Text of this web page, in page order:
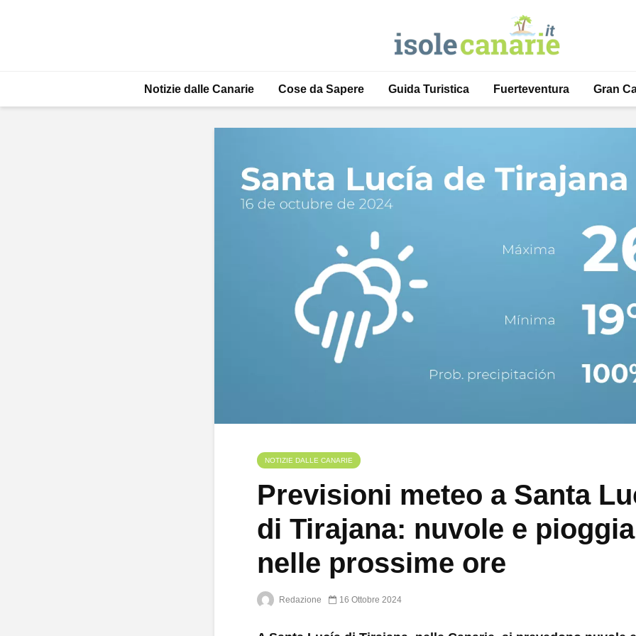
Notizie dalle Canarie Cose da Sapere Guida Turistica Fuerteventura Gran
NOTIZIE DALLE CANARIE
Previsioni meteo a Santa
di Tirajana: nuvole e pioggia
nelle prossime ore
Redazione 16 Ottobre 2024